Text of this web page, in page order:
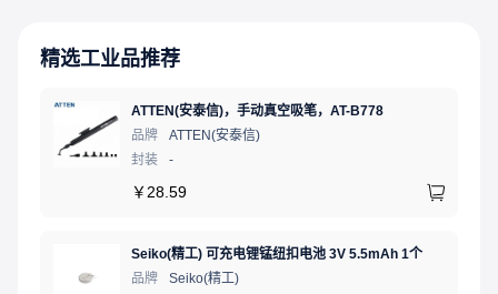
精选工业品推荐
ATTEN(安泰信)，手动真空吸笔，AT-B778
品牌
ATTEN(安泰信)
封装
-
￥ 28.59
Seiko(精工) 可充电锂锰纽扣电池 3V 5.5mAh 1个
品牌
Seiko(精工)